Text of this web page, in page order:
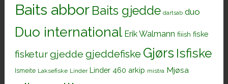
Baits abbor Baits gjedde dartsab duo
Duo international Erik Walmann fiiish fiske
fisketurgjedde gjeddefiske Gjørs Isfiske
Ismeite Laksefiske Linder Linder 460 arkip mistra Mjøsa